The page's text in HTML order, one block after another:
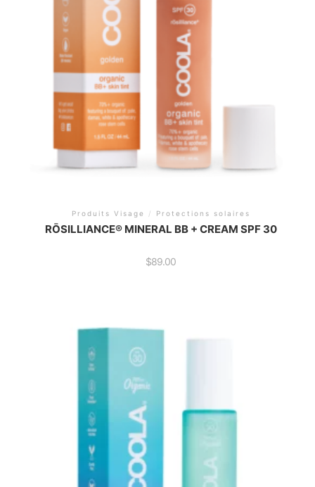
Produits Visage / Protections solaires
RŌSILLIANCE® MINERAL BB + CREAM SPF 30
$89.00